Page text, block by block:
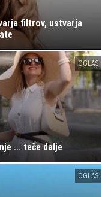
filtrov, ustvarja
OGLAS
... teče dalje
OGLAS